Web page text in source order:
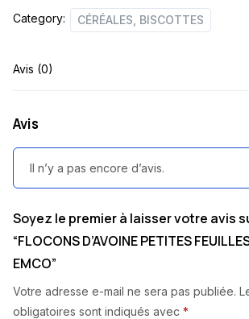
Category: CÉRÉALES, BISCOTTES
Avis (0)
Avis
Il n’y a pas encore d’avis.
Soyez le premier à laisser votre avis
“FLOCONS D’AVOINE PETITES
EMCO”
Votre adresse e-mail ne sera pas publiée.
obligatoires sont indiqués avec *